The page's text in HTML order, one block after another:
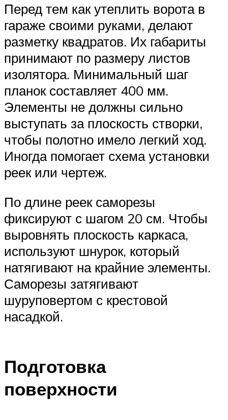
Перед тем как утеплить ворота в
гараже своими руками, делают
разметку квадратов. Их габариты
принимают по размеру листов
изолятора. Минимальный шаг
планок составляет 400 мм.
Элементы не должны сильно
выступать за плоскость створки,
чтобы полотно имело легкий ход.
Иногда помогает схема установки
реек или чертеж.
По длине реек саморезы
фиксируют с шагом 20 см. Чтобы
выровнять плоскость каркаса,
используют шнурок, который
натягивают на крайние элементы.
Саморезы затягивают
шуруповертом с крестовой
насадкой.
Подготовка
поверхности